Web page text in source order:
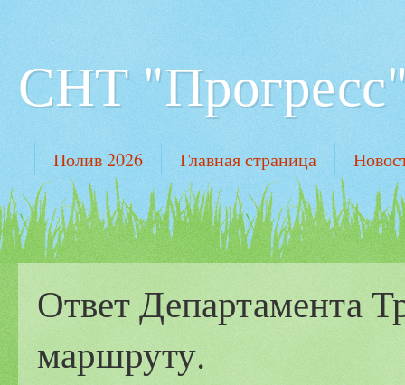
СНТ "Прогресс"
Полив 2026 Главная страница
Ответ Департамента
маршруту.